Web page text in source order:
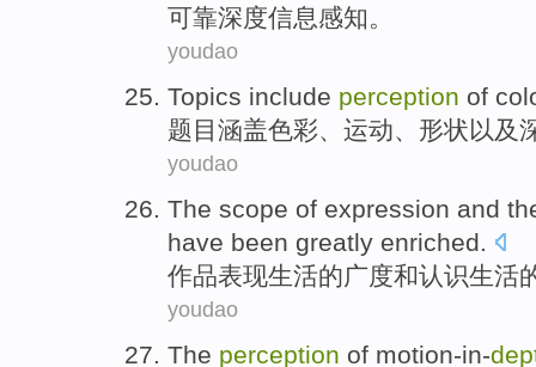
可靠深度信息感知。
youdao
Topics include perception of
题目涵盖色彩、 运动、 形状以及
youdao
The scope of expression and
have been greatly enriched.
作品表现生活的广度和认识生活
youdao
The perception of motion-in-